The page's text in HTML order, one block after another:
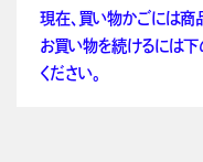
現在、買い物かごには商
お買い物を続けるには下
ください。